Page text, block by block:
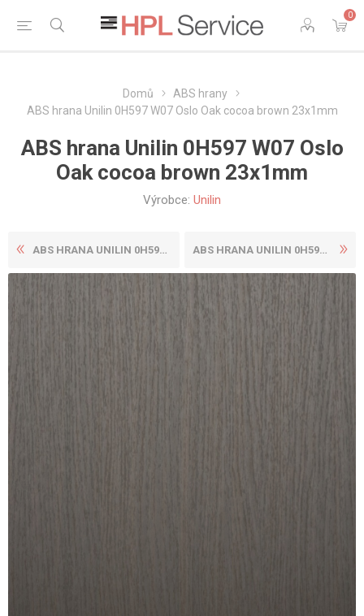
0
Domů
ABS hrany
ABS hrana Unilin 0H597 W07 Oslo Oak cocoa brown 23x1mm
ABS hrana Unilin 0H597 W07 Oslo
Oak cocoa brown 23x1mm
Výrobce: Unilin
ABS HRANA UNILIN 0H596 W07 ... ABS HRANA UNILIN 0H597 W07 ...